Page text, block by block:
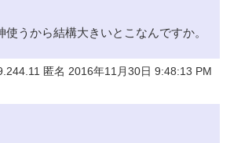
うから結構大きいとこなんですか。
匿名 2016年11月30日 9:48:13 PM